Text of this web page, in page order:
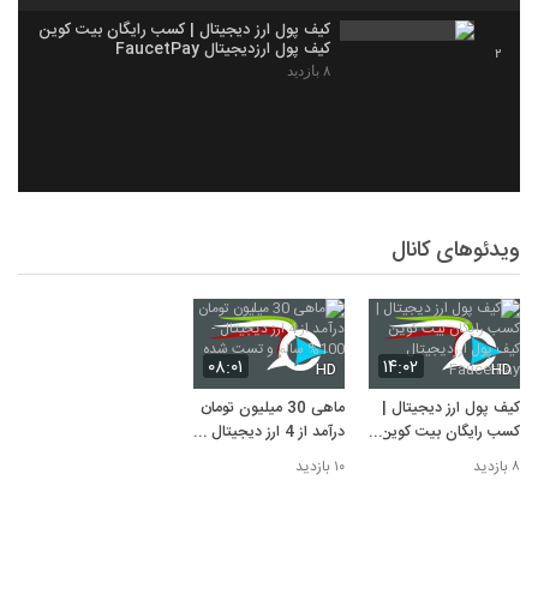
2
کیف پول ارز دیجیتال | کسب رایگان بیت کوین
کیف پول ارزدیجیتال FaucetPay
۸ بازدید
ویدئوهای کانال
۱۴:۰۲ HD
کیف پول ارز دیجیتال |
کسب رایگان بیت کوین
کیف پول ارزدیجیتال
FaucetPay
۸ بازدید
۰۸:۰۱ HD
ماهی 30 میلیون تومان
درآمد از 4 ارز دیجیتال -
شده
۱۰ بازدید